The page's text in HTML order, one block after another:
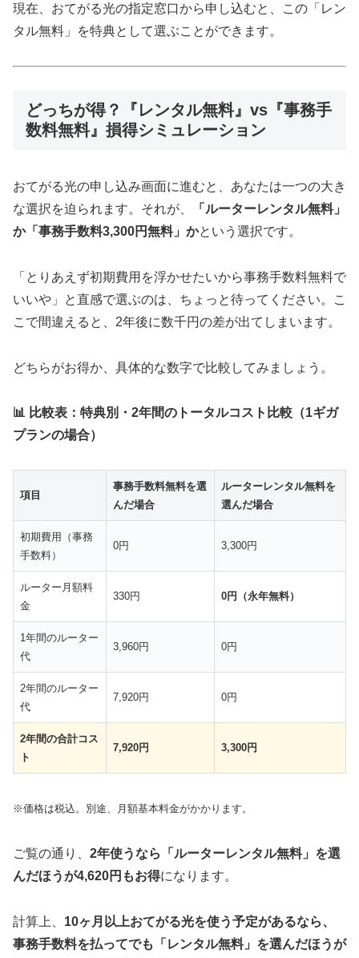
現在、おてがる光の指定窓口から申し込むと、この「レン
タル無料」を特典として選ぶことができます。
どっちが得？『レンタル無料』vs『事務手
数料無料』損得シミュレーション
おてがる光の申し込み画面に進むと、あなたは一つの大き
な選択を迫られます。それが、
「ルーターレンタル無料」
か「事務手数料3,300円無料」かという選択です。
「とりあえず初期費用を浮かせたいから事務手数料無料で
いいや」と直感で選ぶのは、ちょっと待ってください。こ
こで間違えると、2年後に数千円の差が出てしまいます。
どちらがお得か、具体的な数字で比較してみましょう。
📊 比較表：特典別・2年間のトータルコスト比較（1ギガ
プランの場合）
項目
事務手数料無料を選
んだ場合
ルーターレンタル無料を
選んだ場合
初期費用（事務
手数料）
0円 3,300円
ルーター月額料
金
330円 0円（永年無料）
1年間のルーター
代
3,960円 0円
2年間のルーター
代
7,920円 0円
2年間の合計コス
ト
7,920円 3,300円
※価格は税込。別途、月額基本料金がかかります。
ご覧の通り、 2年使うなら「ルーターレンタル無料」を選
んだほうが4,620円もお得になります。
計算上、 10ヶ月以上おてがる光を使う予定があるなら、
事務手数料を払ってでも「レンタル無料」を選んだほうが